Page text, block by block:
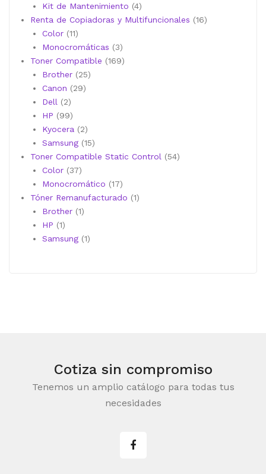
Kit de Mantenimiento 44
productos
Renta de Copiadoras y Multifuncionales 1616
Color 1111
productos
Monocromáticas 33
productos
Toner Compatible 169169
Brother 2525
Canon 2929
Dell 22
productos
HP 9999
productos
Kyocera 22
productos
Samsung 1515
productos
Toner Compatible Static Control 5454
Color 3737
productos
Monocromático 1717
productos
Tóner Remanufacturado 11
Brother 11
HP 11
producto
Samsung 11
Cotiza sin compromiso
Tenemos un amplio catálogo para todas tus
necesidades